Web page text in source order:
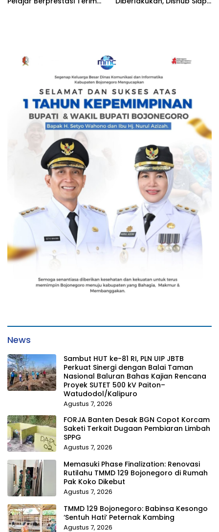
News
Sambut HUT ke-81 RI, PLN UIP JBTB
Perkuat Sinergi dengan Balai Taman
Nasional Baluran Bahas Kajian Rencana
Proyek SUTET 500 kV Paiton–
Watudodol/Kalipuro
Agustus 7, 2026
FORJA Banten Desak BGN Copot Korcam
Saketi Terkait Dugaan Pembiaran Limbah
SPPG
Agustus 7, 2026
Memasuki Phase Finalization: Renovasi
Rutilahu TMMD 129 Bojonegoro di Rumah
Pak Koko Dikebut
Agustus 7, 2026
TMMD 129 Bojonegoro: Babinsa Kesongo
‘Sentuh Hati’ Peternak Kambing
Agustus 7, 2026